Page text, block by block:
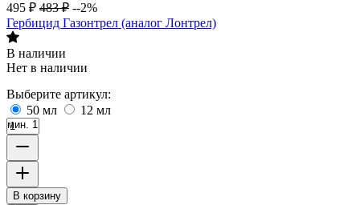
495 ₽ 483 ₽ --2%
Гербицид Газонтрел (аналог Лонтрел)
В наличии
Нет в наличии
Выберите артикул:
50 мл
12 мл
мин. 1
В корзину